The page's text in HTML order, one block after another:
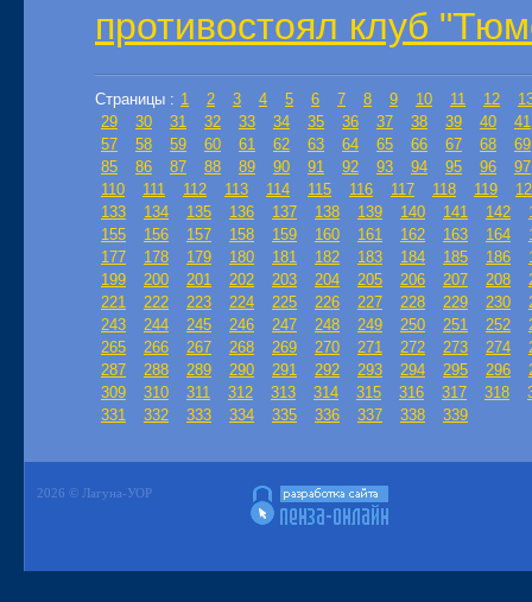
противостоял клуб
Страницы : 1 2 3 4 5 6 7 8 9 10 11 12
29
30 31 32 33 34 35 36 37 38 39 40
41
57
58 59 60 61 62 63 64 65 66 67 68
69
85
86 87 88 89 90 91 92 93 94 95 96
97
110
111 112 113 114 115 116 117 118 119
133
134 135 136 137 138 139 140 141 142
155
156 157 158 159 160 161 162 163 164
177
178 179 180 181 182 183 184 185 186
199
200 201 202 203 204 205 206 207 208
221
222 223 224 225 226 227 228 229 230
243
244 245 246 247 248 249 250 251 252
265
266 267 268 269 270 271 272 273 274
287
288 289 290 291 292 293 294 295 296
309
310 311 312 313 314 315 316 317 318
331
332 333 334 335 336 337 338 339
2026 © Лагуна-УОР